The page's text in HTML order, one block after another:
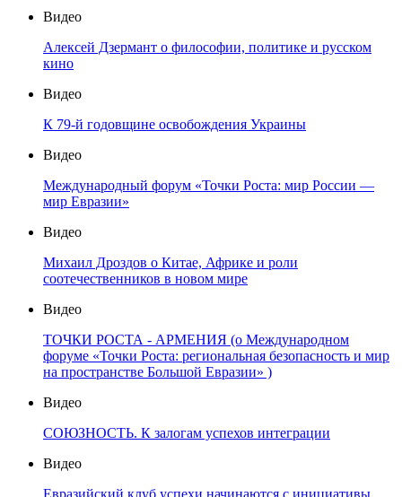
Видео
Алексей Дзермант о философии, политике и русском
кино
Видео
К 79-й годовщине освобождения Украины
Видео
Международный форум «Точки Роста: мир России —
мир Евразии»
Видео
Михаил Дроздов о Китае, Африке и роли
соотечественников в новом мире
Видео
ТОЧКИ РОСТА - АРМЕНИЯ (о Международном
форуме «Точки Роста: региональная безопасность и мир
на пространстве Большой Евразии» )
Видео
СОЮЗНОСТЬ. К залогам успехов интеграции
Видео